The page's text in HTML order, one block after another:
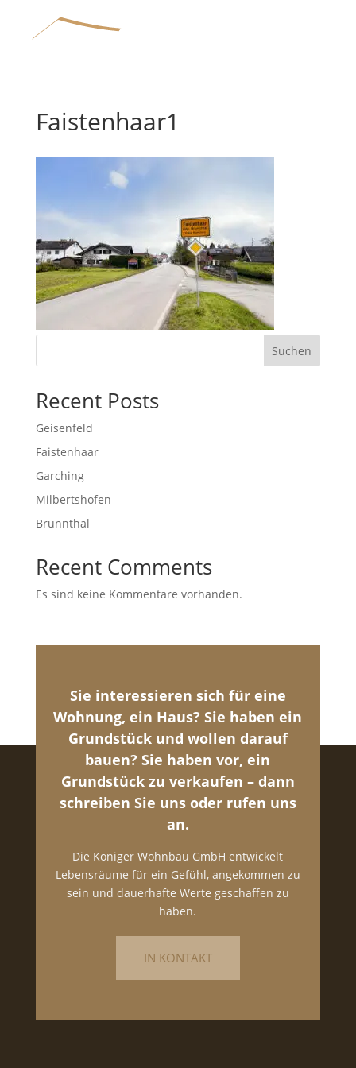
Home
Bauunternehmen
Referenzen
Faistenhaar1
Suchen
Recent Posts
Geisenfeld
Faistenhaar
Garching
Milbertshofen
Brunnthal
Recent Comments
Es sind keine Kommentare vorhanden.
Sie interessieren sich für eine
Wohnung, ein Haus? Sie haben ein
Grundstück und wollen darauf
bauen? Sie haben vor, ein
Grundstück zu verkaufen – dann
schreiben Sie uns oder rufen uns
an.
Die Königer Wohnbau GmbH entwickelt
Lebensräume für ein Gefühl, angekommen zu
sein und dauerhafte Werte geschaffen zu
haben.
IN KONTAKT